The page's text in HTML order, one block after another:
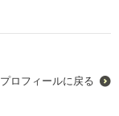
プロフィールに戻る